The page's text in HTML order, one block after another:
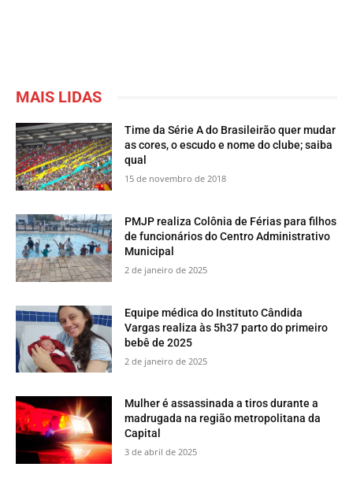
MAIS LIDAS
Time da Série A do Brasileirão quer mudar
as cores, o escudo e nome do clube; saiba
qual
15 de novembro de 2018
PMJP realiza Colônia de Férias para filhos
de funcionários do Centro Administrativo
Municipal
2 de janeiro de 2025
Equipe médica do Instituto Cândida
Vargas realiza às 5h37 parto do primeiro
bebê de 2025
2 de janeiro de 2025
Mulher é assassinada a tiros durante a
madrugada na região metropolitana da
Capital
3 de abril de 2025